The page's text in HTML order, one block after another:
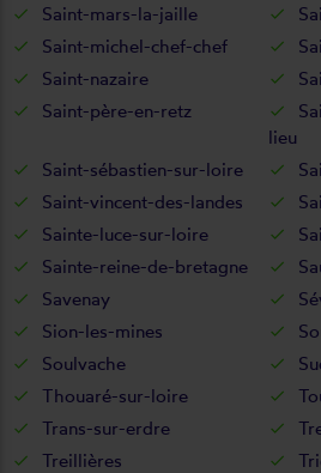
Saint-mars-la-jaille
Saint-michel-chef-chef
Saint-nazaire
Saint-père-en-retz
lieu
Saint-sébastien-sur-loire
Saint-vincent-des-landes
Sainte-luce-sur-loire
Sainte-reine-de-bretagne
Savenay
Sion-les-mines
Soulvache
Thouaré-sur-loire
Trans-sur-erdre
Treillières